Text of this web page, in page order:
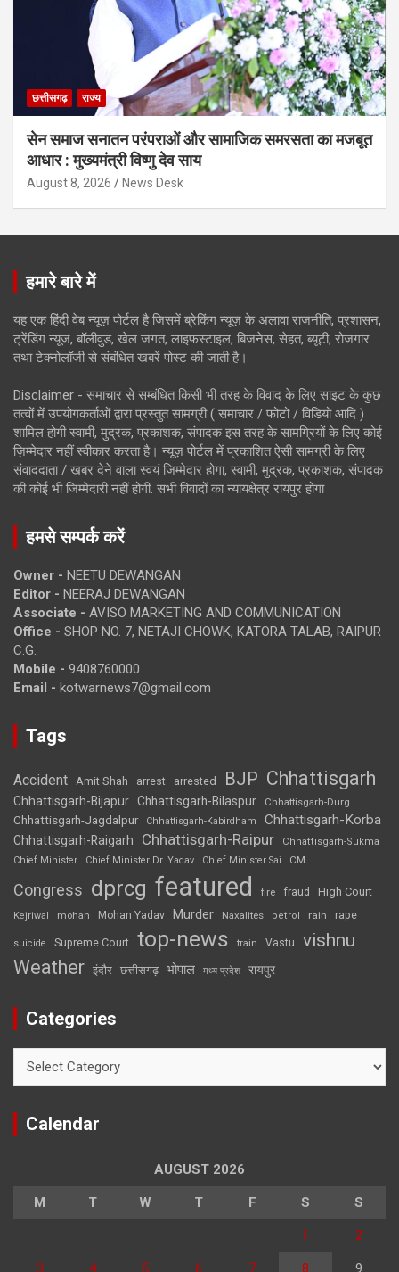
छत्तीसगढ़ राज्य
सेन समाज सनातन परंपराओं और सामाजिक समरसता का मजबूत
आधार : मुख्यमंत्री विष्णु देव साय
August 8, 2026 News Desk
हमारे बारे में
यह एक हिंदी वेब न्यूज़ पोर्टल है जिसमें ब्रेकिंग न्यूज़ के अलावा राजनीति, प्रशासन,
ट्रेंडिंग न्यूज, बॉलीवुड, खेल जगत, लाइफस्टाइल, बिजनेस, सेहत, ब्यूटी, रोजगार
तथा टेक्नोलॉजी से संबंधित खबरें पोस्ट की जाती है।
Disclaimer - समाचार से सम्बंधित किसी भी तरह के विवाद के लिए साइट के कुछ
तत्वों में उपयोगकर्ताओं द्वारा प्रस्तुत सामग्री ( समाचार / फोटो / विडियो आदि )
शामिल होगी स्वामी, मुद्रक, प्रकाशक, संपादक इस तरह के सामग्रियों के लिए कोई
ज़िम्मेदार नहीं स्वीकार करता है। न्यूज़ पोर्टल में प्रकाशित ऐसी सामग्री के लिए
संवाददाता / खबर देने वाला स्वयं जिम्मेदार होगा, स्वामी, मुद्रक, प्रकाशक, संपादक
की कोई भी जिम्मेदारी नहीं होगी. सभी विवादों का न्यायक्षेत्र रायपुर होगा
हमसे सम्पर्क करें
Owner - NEETU DEWANGAN
Editor - NEERAJ DEWANGAN
Associate - AVISO MARKETING AND COMMUNICATION
Office - SHOP NO. 7, NETAJI CHOWK, KATORA TALAB, RAIPUR
C.G.
Mobile - 9408760000
Email - kotwarnews7@gmail.com
Tags
Accident Amit Shah arrest arrested BJP Chhattisgarh
Chhattisgarh-Bijapur Chhattisgarh-Bilaspur Chhattisgarh-Durg
Chhattisgarh-Jagdalpur Chhattisgarh-Kabirdham Chhattisgarh-Korba
Chhattisgarh-Raigarh Chhattisgarh-Raipur
Chhattisgarh-Sukma
Chief Minister
Chief Minister Dr. Yadav Chief Minister Sai CM
Congress dprcg featured fire fraud High Court
Kejriwal mohan Mohan Yadav Murder Naxalites petrol rain rape
suicide Supreme Court top-news train Vastu vishnu
Weather इंदौर छत्तीसगढ़ भोपाल मध्य प्रदेश रायपुर
Categories
Calendar
AUGUST 2026
M T W T F S S
1 2
3 4 5 6 7 8 9